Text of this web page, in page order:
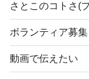
さとこのコトさ(
ボランティア募集
動画で伝えたい